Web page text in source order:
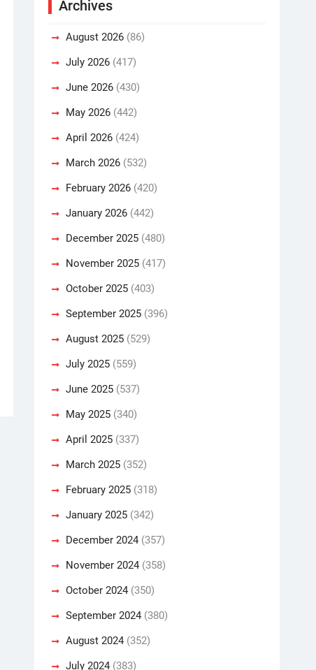
Archives
August 2026 (86)
July 2026 (417)
June 2026 (430)
May 2026 (442)
April 2026 (424)
March 2026 (532)
February 2026 (420)
January 2026 (442)
December 2025 (480)
November 2025 (417)
October 2025 (403)
September 2025 (396)
August 2025 (529)
July 2025 (559)
June 2025 (537)
May 2025 (340)
April 2025 (337)
March 2025 (352)
February 2025 (318)
January 2025 (342)
December 2024 (357)
November 2024 (358)
October 2024 (350)
September 2024 (380)
August 2024 (352)
July 2024 (383)